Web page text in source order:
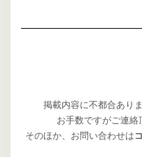
掲載内容に不都合あり
お手数ですがご連絡
そのほか、お問い合わせは